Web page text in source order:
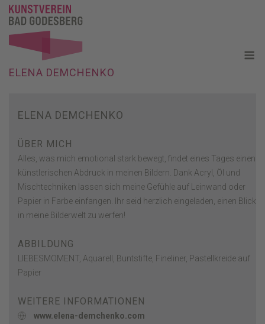
Skip
content
ELENA DEMCHENKO
ELENA DEMCHENKO
ÜBER MICH
Alles, was mich emotional stark bewegt, findet eines Tages einen
künstlerischen Abdruck in meinen Bildern. Dank Acryl, Öl und
Mischtechniken lassen sich meine Gefühle auf Leinwand oder
Papier in Farbe einfangen. Ihr seid herzlich eingeladen, einen Blick
in meine Bilderwelt zu werfen!
ABBILDUNG
LIEBESMOMENT, Aquarell, Buntstifte, Fineliner, Pastellkreide auf
Papier
WEITERE INFORMATIONEN
www.elena-demchenko.com